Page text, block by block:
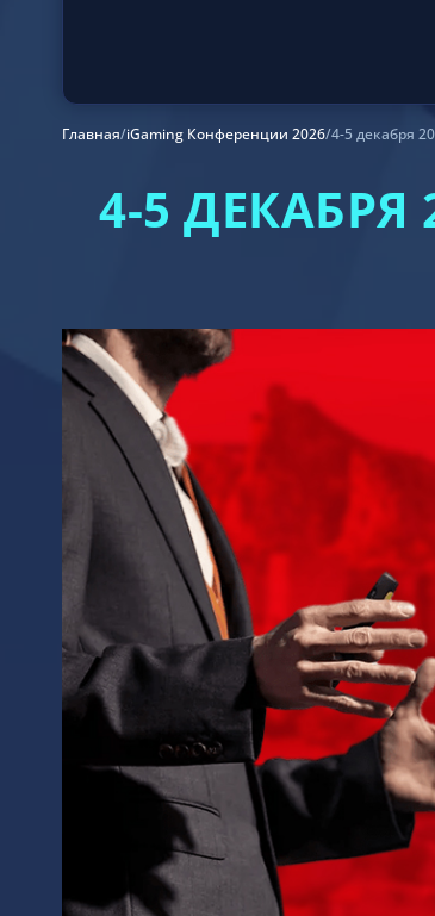
Главная/iGaming Конференции 2026/4-5 декабря
4-5 ДЕКАБРЯ